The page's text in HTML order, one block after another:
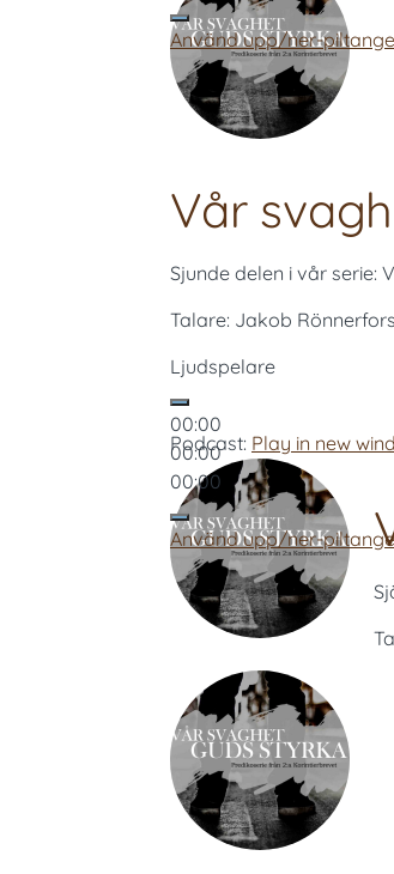
Använd upp/ner-
Vår
Sjunde delen i vår serie:
Talare: Jakob Rönnerfors
Ljudspelare
00:00
00:00
00:00
Använd upp/ner-
Podcast: Play in new